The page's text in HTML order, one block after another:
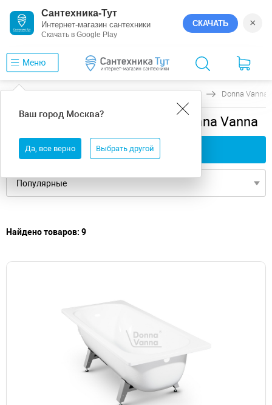
Сантехника-Тут
Интернет-магазин сантехники
Скачать в Google Play
СКАЧАТЬ ×
Меню
Ваш город Москва?
Да, все верно Выбрать другой
Donna Vanna
универсальная ванны ВИЗ Donna Vanna
Применить фильтры
Найдено товаров: 9